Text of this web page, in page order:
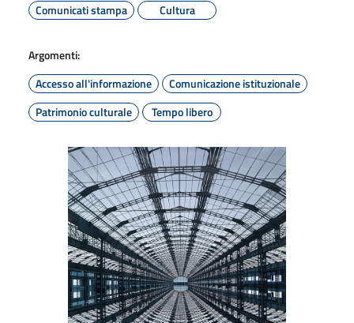
Comunicati stampa
Cultura
Argomenti:
Accesso all'informazione
Comunicazione istituzionale
Patrimonio culturale
Tempo libero